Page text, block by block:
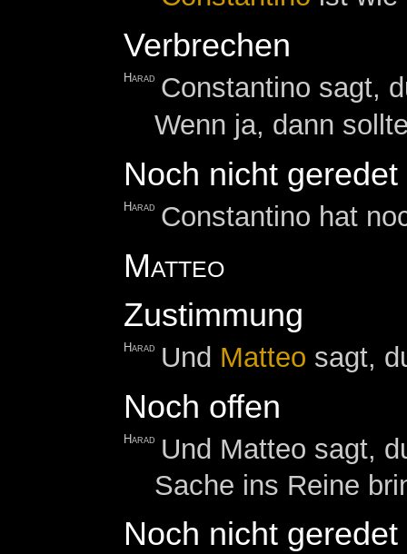
Verbrechen
Harad Constantino sagt,
Wenn ja, dann
Noch nicht geredet
Harad Constantino hat
Matteo
Zustimmung
Harad Und Matteo sagt,
Noch offen
Harad
Und Matteo sagt,
Sache ins Reine
Noch nicht geredet